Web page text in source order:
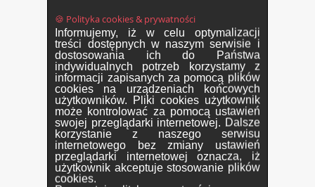
🍪 Polityka cookies & prywatności
Informujemy, iż w celu optymalizacji
treści dostępnych w naszym serwisie i
dostosowania ich do Państwa
indywidualnych potrzeb korzystamy z
informacji zapisanych za pomocą plików
cookies na urządzeniach końcowych
użytkowników. Pliki cookies użytkownik
może kontrolować za pomocą ustawień
swojej przeglądarki internetowej. Dalsze
korzystanie z naszego serwisu
internetowego bez zmiany ustawień
przeglądarki internetowej oznacza, iż
użytkownik akceptuje stosowanie plików
cookies.